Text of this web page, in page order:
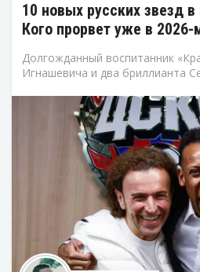
10 новых русских звезд
Кого прорвет уже в 2026-
Долгожданный воспитанник
Игнашевича и два бриллианта